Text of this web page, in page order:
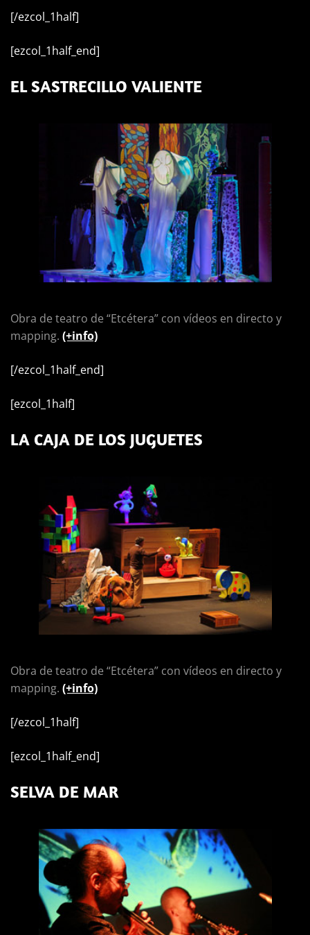
[/ezcol_1half]
[ezcol_1half_end]
EL SASTRECILLO VALIENTE
Obra de teatro de “Etcétera” con vídeos en directo y
mapping. (+info)
[/ezcol_1half_end]
[ezcol_1half]
LA CAJA DE LOS JUGUETES
Obra de teatro de “Etcétera” con vídeos en directo y
mapping. (+info)
[/ezcol_1half]
[ezcol_1half_end]
SELVA DE MAR